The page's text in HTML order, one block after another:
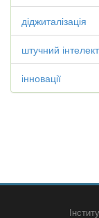
діджиталізація
штучний інтелект
інновації